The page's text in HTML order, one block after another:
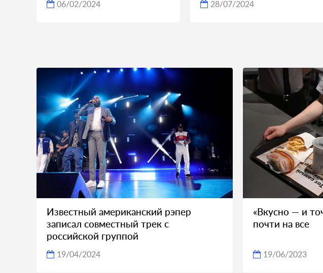
06/02/2024 28/07/2024
Известный американский рэпер
записал совместный трек с
российской группой
19/04/2024
«Вкусно — и
почти на все
19/06/2023